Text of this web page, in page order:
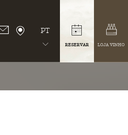
PT
RESERVAR LOJA VINHO